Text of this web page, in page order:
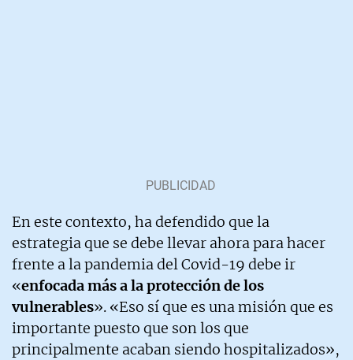
En este contexto, ha defendido que la
estrategia que se debe llevar ahora para hacer
frente a la pandemia del Covid-19 debe ir
«enfocada más a la protección de los
vulnerables». «Eso sí que es una misión que es
importante puesto que son los que
principalmente acaban siendo hospitalizados»,